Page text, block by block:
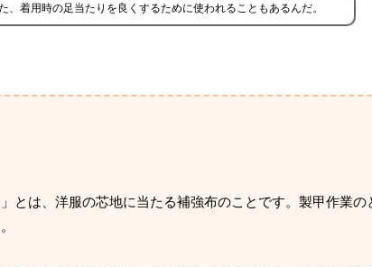
、着用時の足当たりを良くするために使われることもあるんだ。
とは、洋服の芯地に当たる補強布のことです。製甲作業